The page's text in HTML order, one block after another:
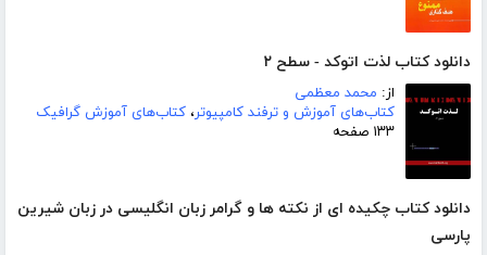
دانلود کتاب لذت اتوکد - سطح ۲
از: محمد معظمی
کتاب‌های آموزش و ترفند کامپیوتر، کتاب‌های آموزش گرافیک
۱۳۳ صفحه
دانلود کتاب چکیده ای از نکته ها و گرامر زبان انگلیسی در زبان شیرین
پارسی